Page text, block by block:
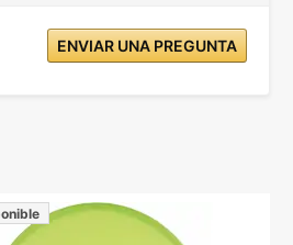
ENVIAR UNA PREGUNTA